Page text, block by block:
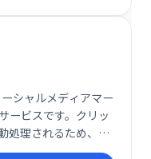
シャルメディアマー
ービスです。クリッ
処理されるため、手
られます。手軽に始